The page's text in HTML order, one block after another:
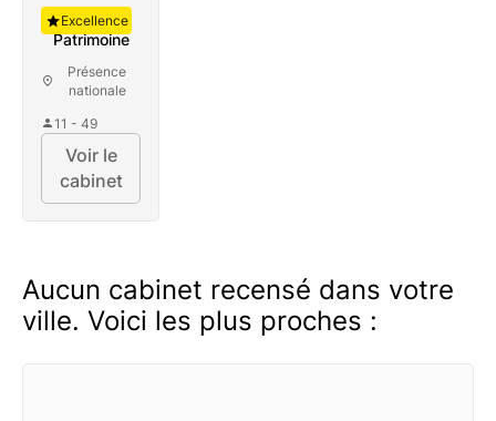
Auguste
Patrimoine
Présence
nationale
11 - 49
Excellence
Voir le
cabinet
Aucun cabinet recensé dans votre
ville. Voici les plus proches :